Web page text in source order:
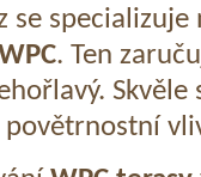
se specializuje
. Ten